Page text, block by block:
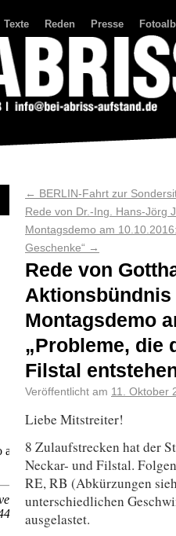
Texte Reden Presse
← BERLIN-Fahrt zur
Rede von Dr.-Ing. Hans-Jörg
Montagsdemo am
Geschenke“ →
Rede von
Aktionsbündnis
Montagsdemo
„Probleme, die
Filstal
Veröffentlicht am 11. Oktober
Liebe Mitstreiter!
8 Zulaufstrecken hat der
Neckar- und Filstal.
RE, RB (Abkürzungen
unterschiedlichen
ausgelastet.